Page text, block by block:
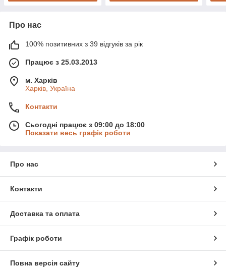
Про нас
100% позитивних з 39 відгуків за рік
Працює з 25.03.2013
м. Харків
Харків, Україна
Контакти
Сьогодні працює з 09:00 до 18:00
Показати весь графік роботи
Про нас
Контакти
Доставка та оплата
Графік роботи
Повна версія сайту